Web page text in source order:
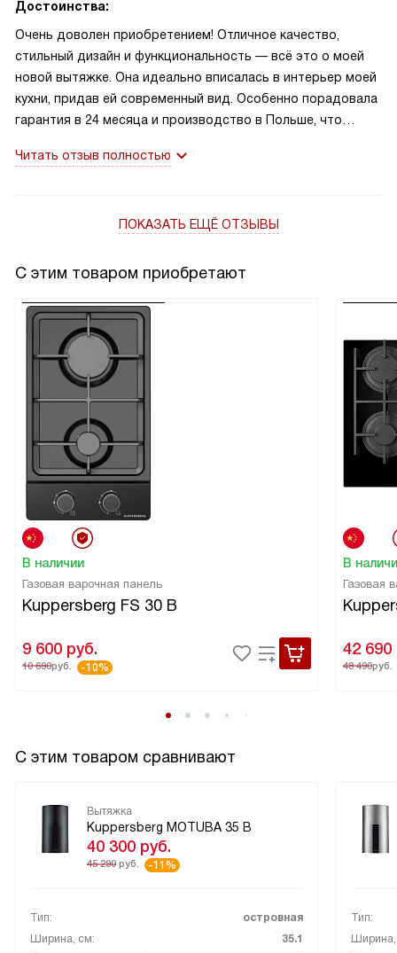
Достоинства:
Очень доволен приобретением! Отличное качество,
стильный дизайн и функциональность — всё это о моей
новой вытяжке. Она идеально вписалась в интерьер моей
кухни, придав ей современный вид. Особенно порадовала
гарантия в 24 месяца и производство в Польше, что
Читать отзыв полностью
ПОКАЗАТЬ ЕЩЁ ОТЗЫВЫ
С этим товаром приобретают
В наличии
Газовая варочная панель
Kuppersberg FS 30 B
9 600 руб.
10 690руб. -10%
В
Газовая
42 690
48 490руб.
С этим товаром сравнивают
Вытяжка
Kuppersberg MOTUBA 35 B
40 300 руб.
45 290 руб. -11%
Тип:
островная
Ширина, см:
35.1
Тип: